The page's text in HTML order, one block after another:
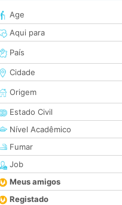
Age
Aqui para
País
Cidade
Origem
Estado Civil
Nível Acadêmico
Fumar
Job
Meus amigos
Registado